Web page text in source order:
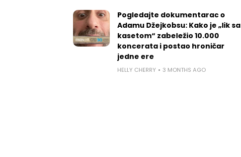
Pogledajte dokumentarac o
Adamu Džejkobsu: Kako je „lik sa
kasetom“ zabeležio 10.000
koncerata i postao hroničar
jedne ere
HELLY CHERRY 3 MONTHS AGO